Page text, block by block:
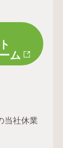
ム
当社休業